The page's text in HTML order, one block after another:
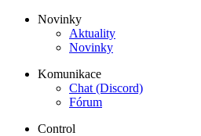
Novinky
Aktuality
Novinky
Komunikace
Chat (Discord)
Fórum
Control